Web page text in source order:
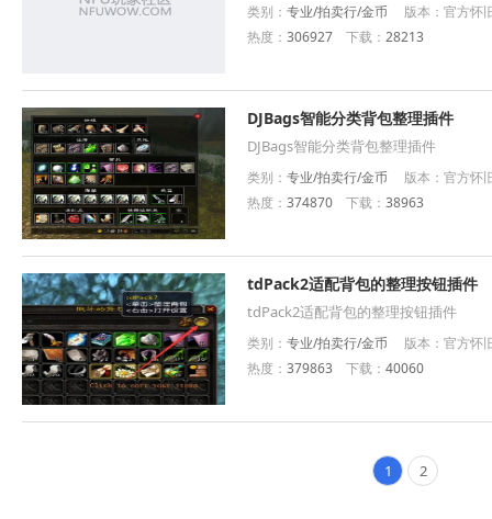
类别： 专业/拍卖行/金币 版本：官方怀
热度： 306927 下载： 28213
DJBags智能分类背包整理插件
DJBags智能分类背包整理插件
类别： 专业/拍卖行/金币 版本：官方怀
热度： 374870 下载： 38963
tdPack2适配背包的整理按钮插件
tdPack2适配背包的整理按钮插件
类别： 专业/拍卖行/金币 版本：官方怀
热度： 379863 下载： 40060
1 2